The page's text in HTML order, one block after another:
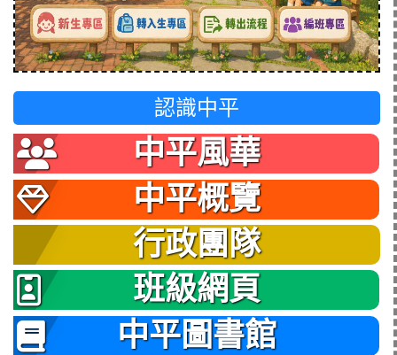
認識中平
中平風華
中平概覽
行政團隊
班級網頁
中平圖書館